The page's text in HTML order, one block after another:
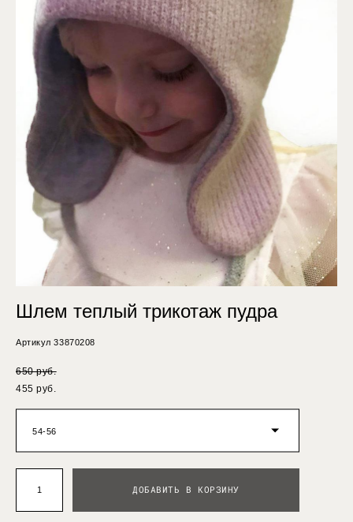
Шлем теплый трикотаж пудра
Артикул 33870208
650 pуб.
455 pуб.
54-56
ДОБАВИТЬ В КОРЗИНУ